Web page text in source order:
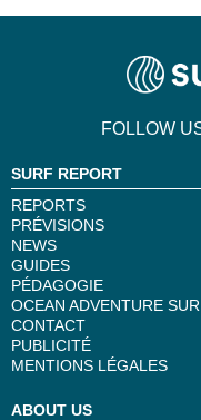
FOLLOW
SURF REPORT
REPORTS
PRÉVISIONS
NEWS
GUIDES
PÉDAGOGIE
OCEAN ADVENTURE
CONTACT
PUBLICITÉ
MENTIONS LÉGALES
ABOUT US